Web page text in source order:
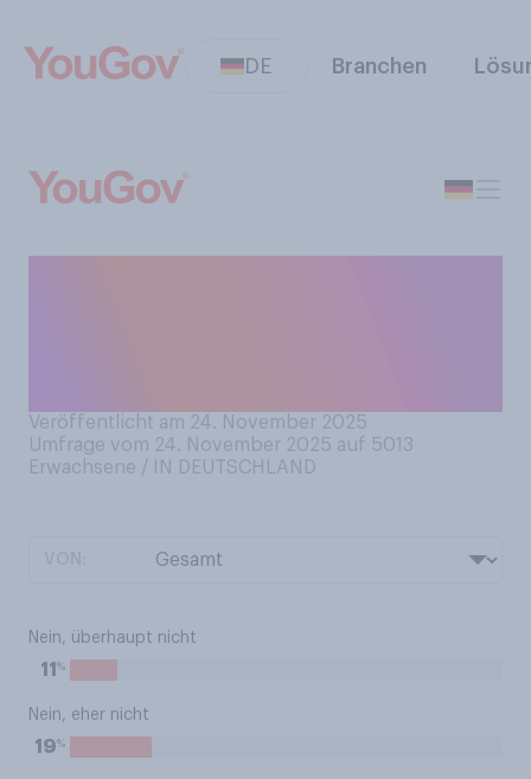
DE Branchen
Veröffentlicht am 24. November 2025
Umfrage vom 24. November 2025 auf 5013
Erwachsene / IN DEUTSCHLAND
Nein, überhaupt nicht
11 %
Nein, eher nicht
19%